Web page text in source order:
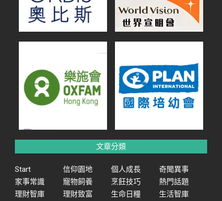
文章分類
Start 信仰園地 個人成長
奇聞異事
家事常識
寵物飼養 烹飪技巧
熱門話題
理財智庫
理財致富 生命日糧
生活智庫